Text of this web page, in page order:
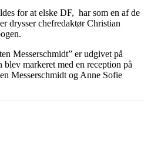
for at elske DF, har som en af de
drysser chefredaktør Christian
Messerschmidt” er udgivet på
markeret med en reception på
Messerschmidt og Anne Sofie